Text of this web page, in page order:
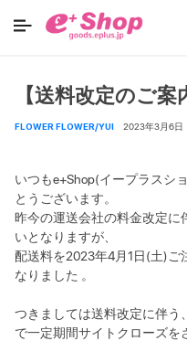
【送料改定のご案
FLOWER FLOWER/YUI 2023年3月6日
いつもe+Shop(イープラスシ
とうございます。
昨今の運送会社の料金改定に
いとなりますが、
配送料を2023年4月1日(土)ご
なりました 。
つきましては送料改定に伴う
で一定期間サイトクローズを